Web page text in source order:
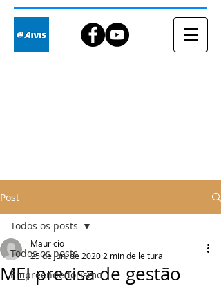
Post
Todos os posts
Empreendedorismo
Todos os posts
MEI precisa de gestão
Mauricio
25 de jun. de 2020 2 min de leitura